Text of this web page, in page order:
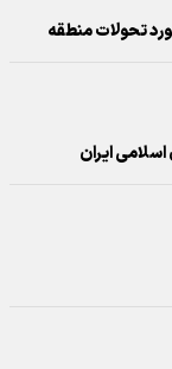
تحولات منطقه
ایران